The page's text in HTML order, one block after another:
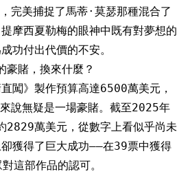
完美捕捉了馬蒂·莫瑟那種混合了
摩西夏勒梅的眼神中既有對夢想的
功付出代價的不安。
豪賭，換來什麼？
闖》製作預算高達6500萬美元，
說無疑是一場豪賭。截至2025年
2829萬美元，從數字上看似乎尚未
獲得了巨大成功——在39票中獲得
這部作品的認可。